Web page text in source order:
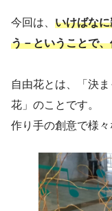
今回は、 いけばな
う－ということで
自由花とは、「決
花」のことです。
作り手の創意で様々